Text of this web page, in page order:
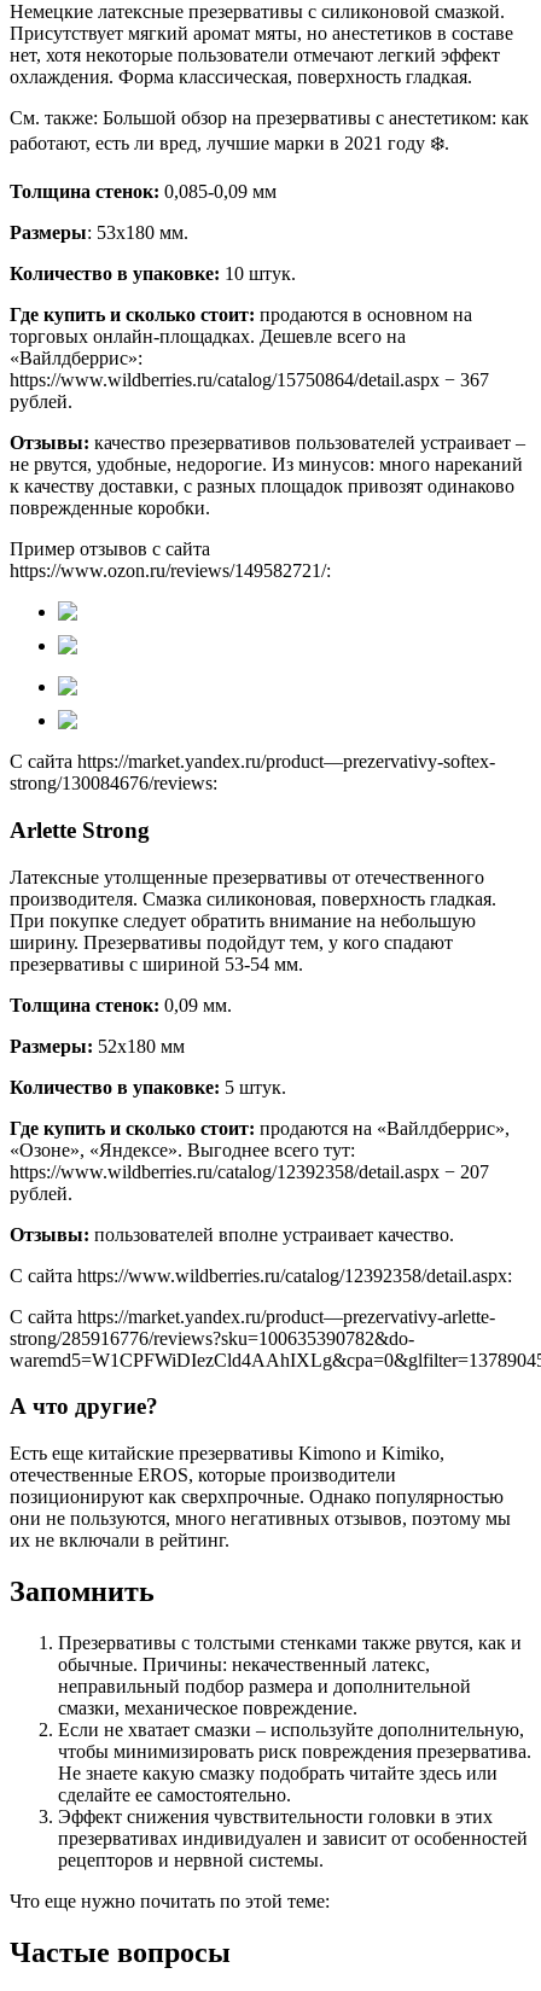
Немецкие латексные презервативы с силиконовой смазкой.
Присутствует мягкий аромат мяты, но анестетиков в составе
нет, хотя некоторые пользователи отмечают легкий эффект
охлаждения. Форма классическая, поверхность гладкая.
См. также: Большой обзор на презервативы с анестетиком: как
работают, есть ли вред, лучшие марки в 2021 году ❄️.
Толщина стенок: 0,085-0,09 мм
Размеры: 53х180 мм.
Количество в упаковке: 10 штук.
Где купить и сколько стоит: продаются в основном на
торговых онлайн-площадках. Дешевле всего на
«Вайлдберрис»:
https://www.wildberries.ru/catalog/15750864/detail.aspx − 367
рублей.
Отзывы: качество презервативов пользователей устраивает –
не рвутся, удобные, недорогие. Из минусов: много нареканий
к качеству доставки, с разных площадок привозят одинаково
поврежденные коробки.
Пример отзывов с сайта
https://www.ozon.ru/reviews/149582721/:
С сайта https://market.yandex.ru/product—prezervativy-softex-
strong/130084676/reviews:
Arlette Strong
Латексные утолщенные презервативы от отечественного
производителя. Смазка силиконовая, поверхность гладкая.
При покупке следует обратить внимание на небольшую
ширину. Презервативы подойдут тем, у кого спадают
презервативы с шириной 53-54 мм.
Толщина стенок: 0,09 мм.
Размеры: 52х180 мм
Количество в упаковке: 5 штук.
Где купить и сколько стоит: продаются на «Вайлдберрис»,
«Озоне», «Яндексе». Выгоднее всего тут:
https://www.wildberries.ru/catalog/12392358/detail.aspx − 207
рублей.
Отзывы: пользователей вполне устраивает качество.
С сайта https://www.wildberries.ru/catalog/12392358/detail.aspx:
С сайта https://market.yandex.ru/product—prezervativy-arlette-
strong/285916776/reviews?sku=100635390782&do-
А что другие?
Есть еще китайские презервативы Kimono и Kimiko,
отечественные EROS, которые производители
позиционируют как сверхпрочные. Однако популярностью
они не пользуются, много негативных отзывов, поэтому мы
их не включали в рейтинг.
Запомнить
Презервативы с толстыми стенками также рвутся, как и
обычные. Причины: некачественный латекс,
неправильный подбор размера и дополнительной
смазки, механическое повреждение.
Если не хватает смазки – используйте дополнительную,
чтобы минимизировать риск повреждения презерватива.
Не знаете какую смазку подобрать читайте здесь или
сделайте ее самостоятельно.
Эффект снижения чувствительности головки в этих
презервативах индивидуален и зависит от особенностей
рецепторов и нервной системы.
Что еще нужно почитать по этой теме:
Частые вопросы